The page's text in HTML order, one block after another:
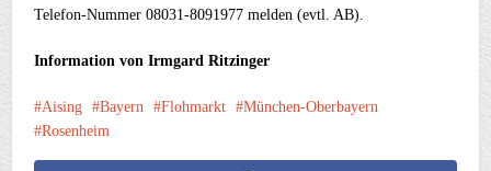
Telefon-Nummer 08031-8091977 melden (evtl. AB).
Information von Irmgard Ritzinger
Aising Bayern Flohmarkt
München-Oberbayern
Rosenheim